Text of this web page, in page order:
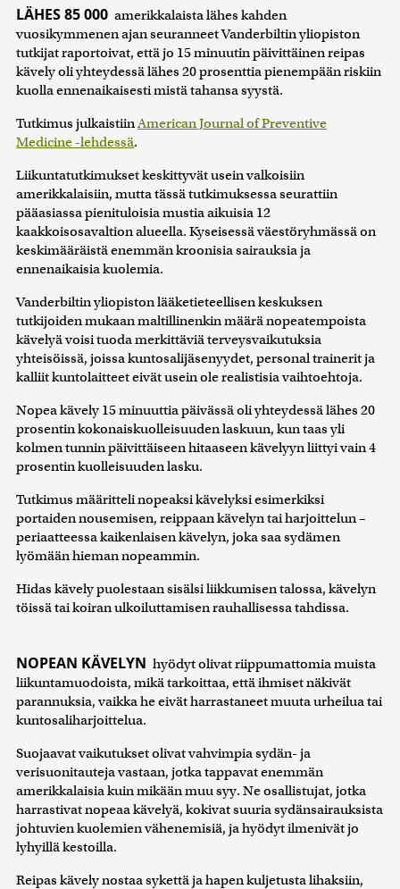
LÄHES 85 000 amerikkalaista lähes kahden
vuosikymmenen ajan seuranneet Vanderbiltin yliopiston
tutkijat raportoivat, että jo 15 minuutin päivittäinen reipas
kävely oli yhteydessä lähes 20 prosenttia pienempään riskiin
kuolla ennenaikaisesti mistä tahansa syystä.
Tutkimus julkaistiinAmerican Journal of Preventive
Medicine -lehdessä.
Liikuntatutkimukset keskittyvät usein valkoisiin
amerikkalaisiin, mutta tässä tutkimuksessa seurattiin
pääasiassa pienituloisia mustia aikuisia 12
kaakkoisosavaltion alueella. Kyseisessä väestöryhmässä on
keskimääräistä enemmän kroonisia sairauksia ja
ennenaikaisia kuolemia.
Vanderbiltin yliopiston lääketieteellisen keskuksen
tutkijoiden mukaan maltillinenkin määrä nopeatempoista
kävelyä voisi tuoda merkittäviä terveysvaikutuksia
yhteisöissä, joissa kuntosalijäsenyydet, personal trainerit ja
kalliit kuntolaitteet eivät usein ole realistisia vaihtoehtoja.
Nopea kävely 15 minuuttia päivässä oli yhteydessä lähes 20
prosentin kokonaiskuolleisuuden laskuun, kun taas yli
kolmen tunnin päivittäiseen hitaaseen kävelyyn liittyi vain 4
prosentin kuolleisuuden lasku.
Tutkimus määritteli nopeaksi kävelyksi esimerkiksi
portaiden nousemisen, reippaan kävelyn tai harjoittelun –
periaatteessa kaikenlaisen kävelyn, joka saa sydämen
lyömään hieman nopeammin.
Hidas kävely puolestaan sisälsi liikkumisen talossa, kävelyn
töissä tai koiran ulkoiluttamisen rauhallisessa tahdissa.
NOPEAN KÄVELYN hyödyt olivat riippumattomia muista
liikuntamuodoista, mikä tarkoittaa, että ihmiset näkivät
parannuksia, vaikka he eivät harrastaneet muuta urheilua tai
kuntosaliharjoittelua.
Suojaavat vaikutukset olivat vahvimpia sydän- ja
verisuonitauteja vastaan, jotka tappavat enemmän
amerikkalaisia kuin mikään muu syy. Ne osallistujat, jotka
harrastivat nopeaa kävelyä, kokivat suuria sydänsairauksista
johtuvien kuolemien vähenemisiä, ja hyödyt ilmenivät jo
lyhyillä kestoilla.
Reipas kävely nostaa sykettä ja hapen kuljetusta lihaksiin,